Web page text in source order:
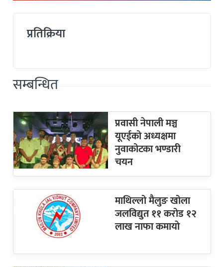
प्रतिक्रिया
सम्बन्धित
प्रवासी नेपाली मञ्च
यूएईको अध्यक्षमा
नुवाकोटका भण्डारी
चयन
माथिल्लो मैलुङ खोला
जलविद्युत ११ करोड १२
लाख नाफा कमायाे